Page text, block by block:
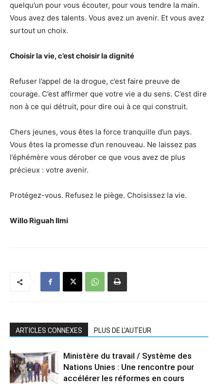
quelqu’un pour vous écouter, pour vous tendre la main.
Vous avez des talents. Vous avez un avenir. Et vous avez
surtout un choix.
Choisir la vie, c’est choisir la dignité
Refuser l’appel de la drogue, c’est faire preuve de
courage. C’est affirmer que votre vie a du sens. C’est dire
non à ce qui détruit, pour dire oui à ce qui construit.
Chers jeunes, vous êtes la force tranquille d’un pays.
Vous êtes la promesse d’un renouveau. Ne laissez pas
l’éphémère vous dérober ce que vous avez de plus
précieux : votre avenir.
Protégez-vous. Refusez le piège. Choisissez la vie.
Willo Riguah Ilmi
ARTICLES CONNEXES PLUS DE L'AUTEUR
Ministère du travail / Système des
Nations Unies : Une rencontre pour
accélérer les réformes en cours